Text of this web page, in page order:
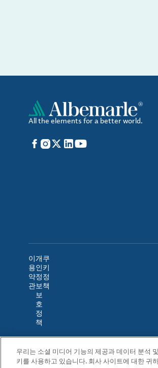
All the elements for a better world.
Facebook
Instagram
X LinkedIn
YouTube
이
용
약
관
개
인
정
보
보
호
정
책
쿠
키
정
책
우리는 소셜 미디어 기능의 제공과 데이터 분석
키를 사용하고 있습니다. 회사 사이트에 대한 귀